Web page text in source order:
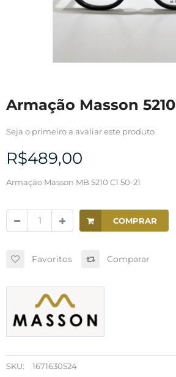
Armação Masson 5210
Seja o primeiro a avaliar este produto
R$489,00
Armação Masson MB 5210 C1 50-21
COMPRAR
Favoritos Comparar
SKU: 1671630524